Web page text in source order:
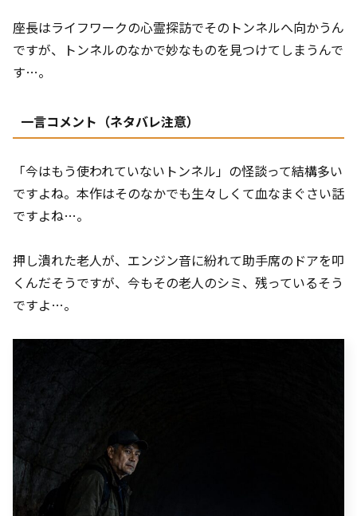
座長はライフワークの心霊探訪でそのトンネルへ向かうん
ですが、トンネルのなかで妙なものを見つけてしまうんで
す…。
一言コメント（ネタバレ注意）
「今はもう使われていないトンネル」の怪談って結構多い
ですよね。本作はそのなかでも生々しくて血なまぐさい話
ですよね…。
押し潰れた老人が、エンジン音に紛れて助手席のドアを叩
くんだそうですが、今もその老人のシミ、残っているそう
ですよ…。